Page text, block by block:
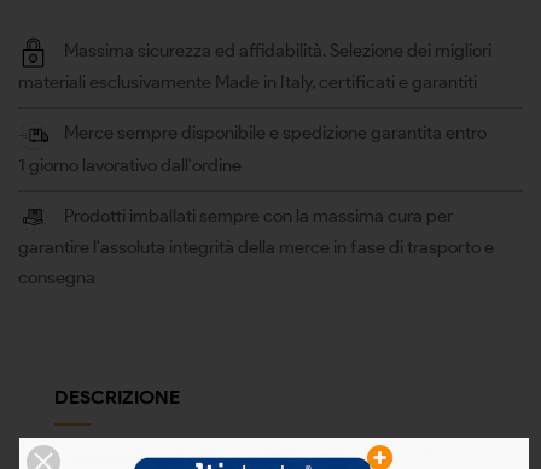
Massima sicurezza ed affidabilità. Selezione dei migliori
materiali esclusivamente Made in Italy, certificati e garantiti
Merce sempre disponibile e spedizione garantita entro
1 giorno lavorativo dall'ordine
Prodotti imballati sempre con la massima cura per
garantire l'assoluta integrità della merce in fase di trasporto e
consegna
DESCRIZIONE
* Temperatura di utilizzo: -45°C +110°C